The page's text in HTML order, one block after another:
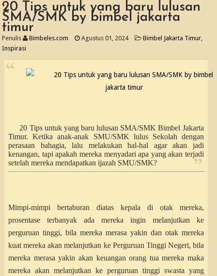
20 Tips untuk yang baru lulusan
SMA/SMK by bimbel jakarta
timur
Penulis Bimbeles.com Agustus 01, 2024 Bimbel Jakarta Timur,
Inspirasi
20 Tips untuk yang baru lulusan SMA/SMK Bimbel Jakarta
Timur. Ketika anak-anak SMU/SMK lulus Sekolah dengan
perasaan bahagia, lalu melakukan hal-hal agar akan jadi
kenangan, tapi apakah mereka menyadari apa yang akan terjadi
setelah mereka mendapatkan ijazah SMU/SMK?
Mimpi-mimpi bertaburan diatas kepala di otak mereka,
prosentase terbanyak ada mereka ingin melanjutkan ke
perguruan tinggi, bila mereka merasa yakin dan otak mereka
kuat mereka akan melanjutkan ke Perguruan Tinggi Negeri, bila
mereka merasa yakin akan keuangan orang tua mereka maka
mereka akan melanjutkan ke perguruan tinggi swasta yang